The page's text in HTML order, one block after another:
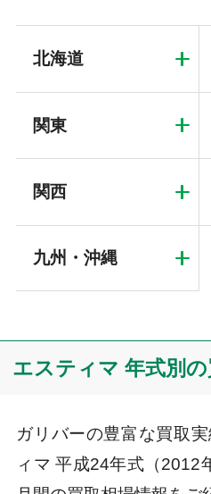
北海道
関東
関西
九州・沖縄
エスティマ 年式別
ガリバーの豊富な買取
ィマ 平成24年式（2012